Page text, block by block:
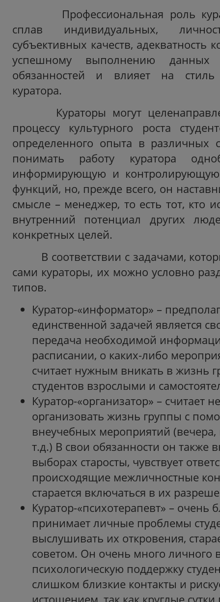
Профессиональная роль
сплав индивидуальных,
субъективных качеств, адекватность
успешному выполнению данных
обязанностей и влияет на
куратора.
Кураторы могут
процессу культурного роста
определенного опыта в различных
понимать работу куратора
информирующую и
функций, но, прежде всего, он
смысле – менеджер, то есть тот, кто
внутренний потенциал других
конкретных целей.
В соответствии с задачами,
сами кураторы, их можно условно
типов.
Куратор-«информатор» –
единственной задачей является
передача необходимой
расписании, о каких-либо
считает нужным вникать в жизнь
студентов взрослыми и
Куратор-«организатор» – считает
организовать жизнь группы с
внеучебных мероприятий
т.д.) В свои обязанности он также
выборах старосты, чувствует
происходящие межличностные
старается включаться в их
Куратор-«психотерапевт» – очень
принимает личные проблемы
выслушивать их откровения,
советом. Он очень много личного
психологическую поддержку
слишком близкие контакты и